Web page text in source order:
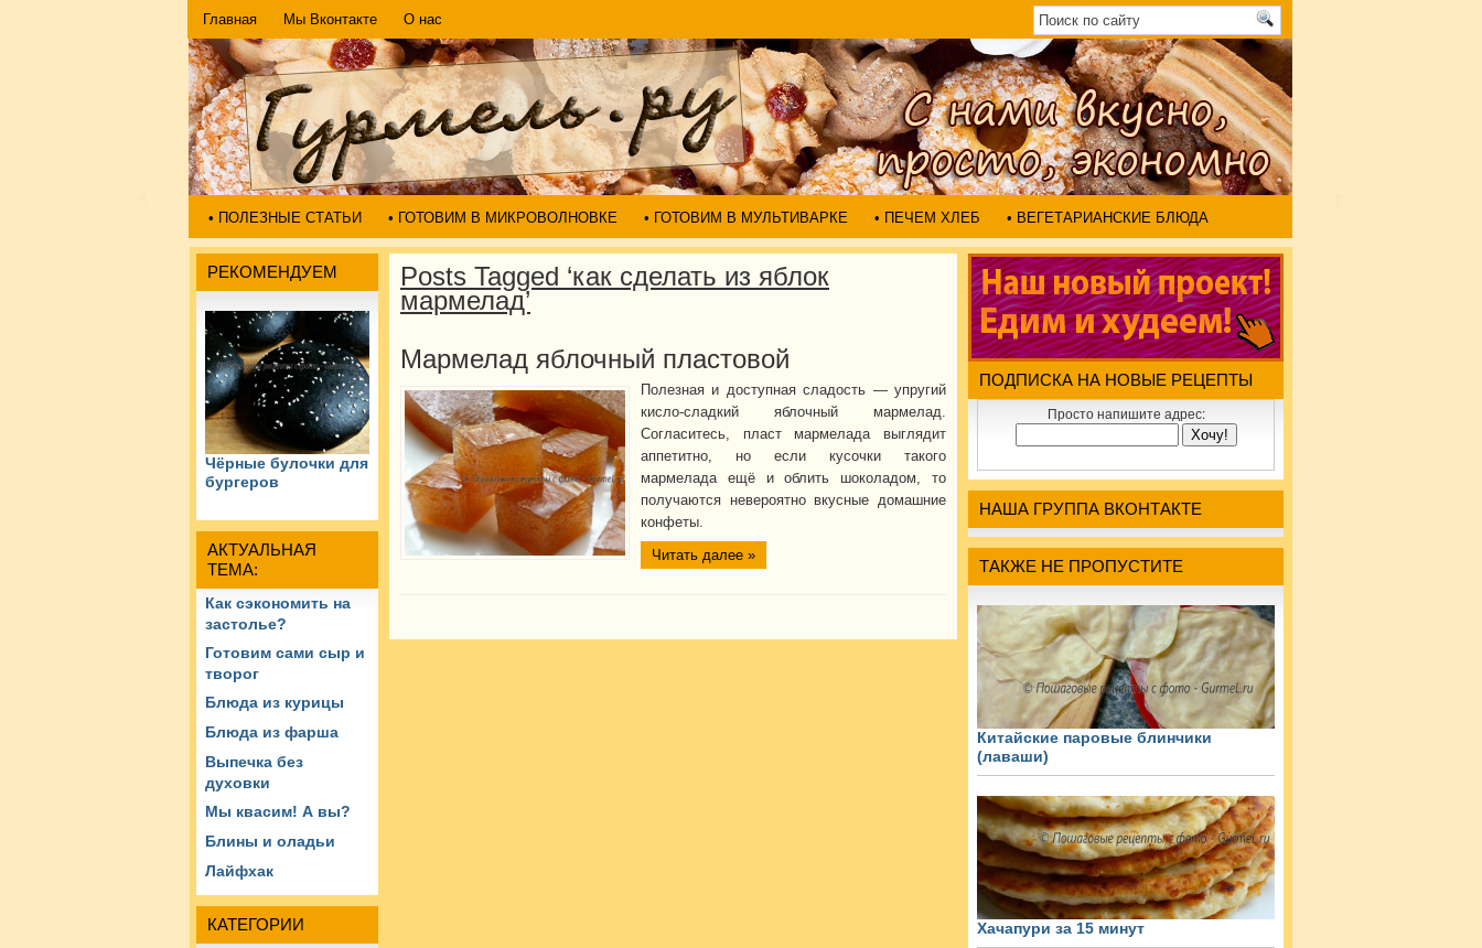
Главная Мы Вконтакте О нас
• ПОЛЕЗНЫЕ СТАТЬИ • ГОТОВИМ В МИКРОВОЛНОВКЕ • ГОТОВИМ В МУЛЬТИВАРКЕ • ПЕЧЕМ ХЛЕБ • ВЕГЕТАРИАНСКИЕ БЛЮДА
РЕКОМЕНДУЕМ
Чёрные булочки для
бургеров
АКТУАЛЬНАЯ
ТЕМА:
Как сэкономить на
застолье?
Готовим сами сыр и
творог
Блюда из курицы
Блюда из фарша
Выпечка без
духовки
Мы квасим! А вы?
Блины и оладьи
Лайфхак
КАТЕГОРИИ
Posts Tagged ‘как сделать из яблок
мармелад’
Мармелад яблочный пластовой
Полезная и доступная сладость — упругий
кисло-сладкий яблочный мармелад.
Согласитесь, пласт мармелада выглядит
аппетитно, но если кусочки такого
мармелада ещё и облить шоколадом, то
получаются невероятно вкусные домашние
конфеты.
Читать далее »
ПОДПИСКА НА НОВЫЕ РЕЦЕПТЫ
Просто напишите адрес:
НАША ГРУППА ВКОНТАКТЕ
ТАКЖЕ НЕ ПРОПУСТИТЕ
Китайские паровые блинчики
(лаваши)
Хачапури за 15 минут